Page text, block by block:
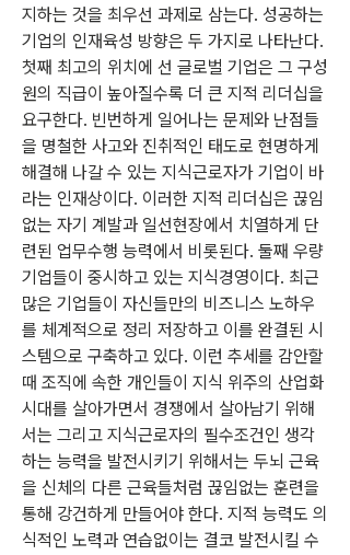
지하는 것을 최우선 과제로 삼는다. 성공하는
기업의 인재육성 방향은 두 가지로 나타난다.
첫째 최고의 위치에 선 글로벌 기업은 그 구성
원의 직급이 높아질수록 더 큰 지적 리더십을
요구한다. 빈번하게 일어나는 문제와 난점들
을 명철한 사고와 진취적인 태도로 현명하게
해결해 나갈 수 있는 지식근로자가 기업이 바
라는 인재상이다. 이러한 지적 리더십은 끊임
없는 자기 계발과 일선현장에서 치열하게 단
련된 업무수행 능력에서 비롯된다. 둘째 우량
기업들이 중시하고 있는 지식경영이다. 최근
많은 기업들이 자신들만의 비즈니스 노하우
를 체계적으로 정리 저장하고 이를 완결된 시
스템으로 구축하고 있다. 이런 추세를 감안할
때 조직에 속한 개인들이 지식 위주의 산업화
시대를 살아가면서 경쟁에서 살아남기 위해
서는 그리고 지식근로자의 필수조건인 생각
하는 능력을 발전시키기 위해서는 두뇌 근육
을 신체의 다른 근육들처럼 끊임없는 훈련을
통해 강건하게 만들어야 한다. 지적 능력도 의
식적인 노력과 연습없이는 결코 발전시킬 수